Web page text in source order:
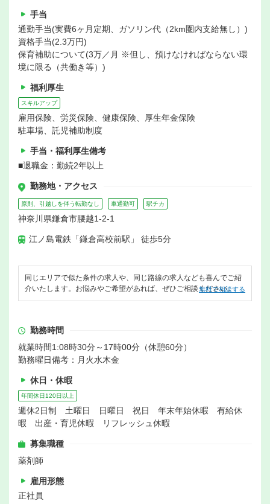
手当
通勤手当(実費6ヶ月定期、ガソリン代（2km圏内支給無し）)
資格手当(2.3万円)
保育補助について(3万／月 ※但し、預けなければならない環
境に限る（共働き等）)
福利厚生
スキルアップ
雇用保険、労災保険、健康保険、厚生年金保険
駐車場、託児補助制度
手当・福利厚生備考
■退職金：勤続2年以上
勤務地・アクセス
原則、引越しを伴う転勤なし 車通勤可 駅チカ
神奈川県鎌倉市腰越1-2-1
江ノ島電鉄「鎌倉高校前駅」 徒歩5分
同じエリアで似た条件の求人や、同じ路線の求人なども喜んでご紹
介いたします。お悩みやご希望があれば、ぜひご相談ください。
無料で相談する
勤務時間
就業時間1:08時30分～17時00分（休憩60分）
勤務曜日備考：月火水木金
休日・休暇
年間休日120日以上
週休2日制 土曜日 日曜日 祝日 年末年始休暇 有給休
暇 出産・育児休暇 リフレッシュ休暇
募集職種
薬剤師
雇用形態
正社員